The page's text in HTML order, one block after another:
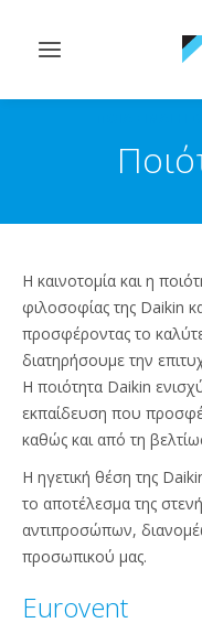
Εναλλαγή
πλοήγηση
Η καινοτομία και η
φιλοσοφίας της Daikin
προσφέροντας το
διατηρήσουμε την
Η ποιότητα Daikin
εκπαίδευση που
καθώς και από τη
Η ηγετική θέση της
το αποτέλεσμα της
αντιπροσώπων,
προσωπικού μας.
Eurovent